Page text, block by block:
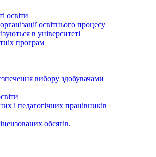
освіти
освітнього процесу
в університеті
програм
вибору здобувачами
і педагогічних працівників
oбсягів.